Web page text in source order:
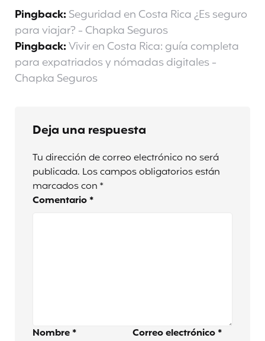
Pingback:Seguridad en Costa Rica ¿Es seguro
para viajar? - Chapka Seguros
Pingback:Vivir en Costa Rica: guía completa
para expatriados y nómadas digitales -
Chapka Seguros
Deja una respuesta
Tu dirección de correo electrónico no será
publicada. Los campos obligatorios están
marcados con *
Comentario *
Nombre * Correo electrónico *